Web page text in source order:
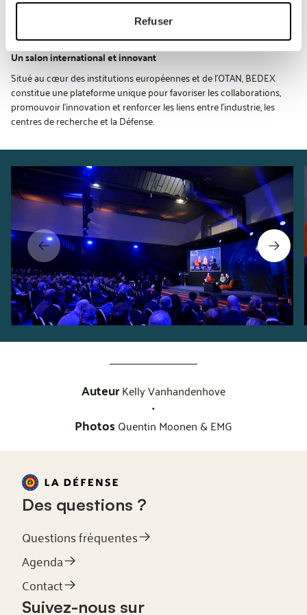
Refuser
Un salon international et innovant
Situé au cœur des institutions européennes et de l’OTAN, BEDEX
constitue une plateforme unique pour favoriser les collaborations,
promouvoir l’innovation et renforcer les liens entre l’industrie, les
centres de recherche et la Défense.
AuteurKelly Vanhandenhove
•
PhotosQuentin Moonen & EMG
Des questions ?
Questions fréquentes
Agenda
Contact
Suivez-nous sur